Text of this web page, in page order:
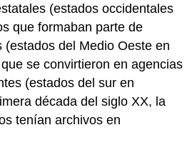
(estados occidentales
que formaban parte de
(estados del Medio Oeste en
se convirtieron en agencias
(estados del sur en
década del siglo XX, la
tenían archivos en